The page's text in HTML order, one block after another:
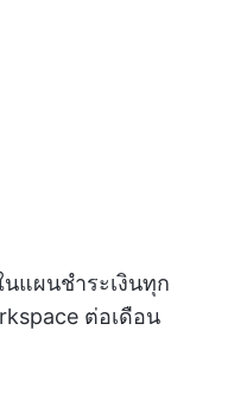
แผนชำระเงินทุก
ต่อเดือน